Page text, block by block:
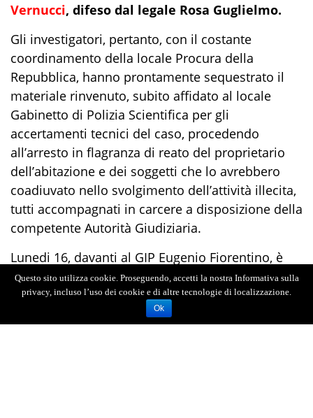
Vernucci, difeso dal legale Rosa Guglielmo.
Gli investigatori, pertanto, con il costante
coordinamento della locale Procura della
Repubblica, hanno prontamente sequestrato il
materiale rinvenuto, subito affidato al locale
Gabinetto di Polizia Scientifica per gli
accertamenti tecnici del caso, procedendo
all’arresto in flagranza di reato del proprietario
dell’abitazione e dei soggetti che lo avrebbero
coadiuvato nello svolgimento dell’attività illecita,
tutti accompagnati in carcere a disposizione della
competente Autorità Giudiziaria.
Lunedi 16, davanti al GIP Eugenio Fiorentino, è
prevista l’udienza per la convalida dell’arresto.
Questo sito utilizza cookie. Proseguendo, accetti la nostra Informativa sulla
privacy, incluso l’uso dei cookie e di altre tecnologie di localizzazione.
Ok